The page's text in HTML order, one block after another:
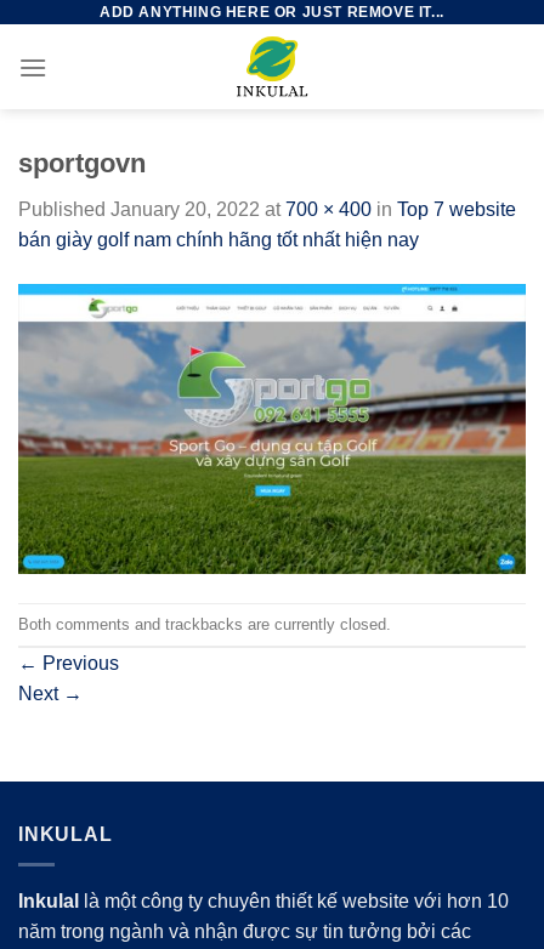
content
ADD ANYTHING HERE OR JUST REMOVE IT...
sportgovn
Published January 20, 2022 at700 × 400 in Top 7 website
bán giày golf nam chính hãng tốt nhất hiện nay
Both comments and trackbacks are currently closed.
← Previous
Next →
INKULAL
Inkulal
là một công ty chuyên thiết kế website với hơn 10
năm trong ngành và nhận được sự tin tưởng bởi các